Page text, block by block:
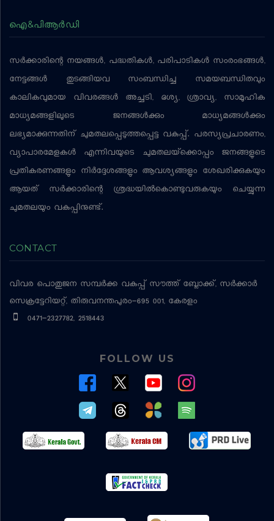
ഐ&പിആര്‍ഡി
സര്‍ക്കാരിന്റെ നയങ്ങള്‍, പദ്ധതികള്‍, പരിപാടികള്‍ സംരംഭങ്ങള്‍,
നേട്ടങ്ങള്‍ തുടങ്ങിയവ സംബന്ധിച്ച സമയബന്ധിതവും
കാലികവുമായ വിവരങ്ങള്‍ അച്ചടി, ദൃശ്യ, ശ്രാവ്യ, സാമൂഹിക
മാധ്യമങ്ങളിലൂടെ ജനങ്ങള്‍ക്കും മാധ്യമങ്ങള്‍ക്കും
ലഭ്യമാക്കുന്നതിന് ചുമതലപ്പെടുത്തപ്പെട്ട വകുപ്പ്. പരസ്യപ്രചാരണം,
വ്യാപാരമേളകള്‍ എന്നിവയുടെ ചുമതലയ്‌ക്കൊപ്പം ജനങ്ങളുടെ
പ്രതികരണങ്ങളും നിര്‍ദ്ദേശങ്ങളും ആവശ്യങ്ങളും ശേഖരിക്കുകയും
ആയത് സര്‍ക്കാരിന്റെ ശ്രദ്ധയില്‍കൊണ്ടുവരുകയും ചെയ്യുന്ന
ചുമതലയും വകുപ്പിനുണ്ട്.
CONTACT
വിവര പൊതുജന സമ്പര്‍ക്ക വകുപ്പ് സൗത്ത് ബ്ലോക്ക്, സര്‍ക്കാര്‍
സെക്രട്ടേറിയറ്റ്, തിരുവനന്തപുരം-695 001, കേരളം
0471-2327782, 2518443
FOLLOW US